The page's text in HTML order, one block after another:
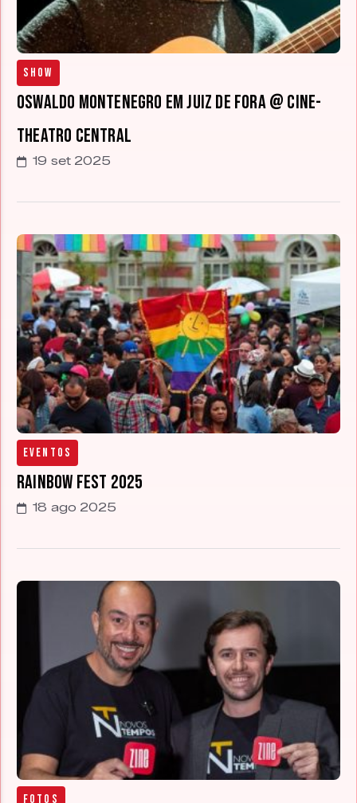
Show
Oswaldo Montenegro em Juiz de Fora @ Cine-
Theatro Central
19 set 2025
Eventos
Rainbow Fest 2025
18 ago 2025
Fotos